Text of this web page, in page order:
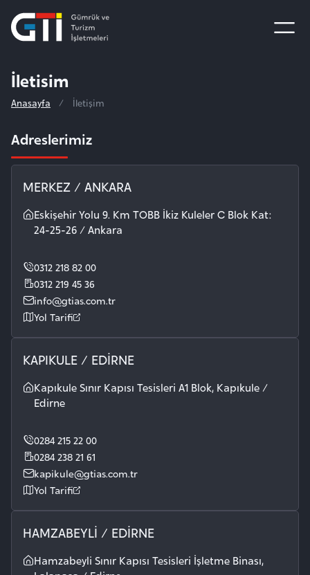
İletisim
Anasayfa İletişim
Adreslerimiz
MERKEZ / ANKARA
Eskişehir Yolu 9. Km TOBB İkiz Kuleler C Blok Kat:
24-25-26 / Ankara
0312 218 82 00
0312 219 45 36
info@gtias.com.tr
Yol Tarifi
KAPIKULE / EDİRNE
Kapıkule Sınır Kapısı Tesisleri A1 Blok, Kapıkule /
Edirne
0284 215 22 00
0284 238 21 61
kapikule@gtias.com.tr
Yol Tarifi
HAMZABEYLİ / EDİRNE
Hamzabeyli Sınır Kapısı Tesisleri İşletme Binası,